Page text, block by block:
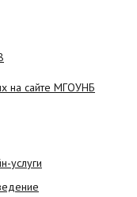
на сайте МГОУНБ
услуги